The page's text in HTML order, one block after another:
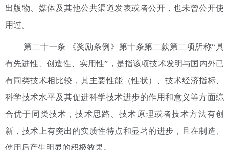
出版物、媒体及其他公共渠道发表或者公开，也未曾公开使
用过。
第二十一条 《奖励条例》第十条第二款第二项所称“具
有先进性、创造性、实用性”，是指该项技术发明与国内外已
有同类技术相比较，其主要性能（性状）、技术经济指标、
科学技术水平及其促进科学技术进步的作用和意义等方面综
合优于同类技术，技术思路、技术原理或者技术方法有创
新，技术上有突出的实质性特点和显著的进步，且在制造、
使用后产生明显的积极效果。